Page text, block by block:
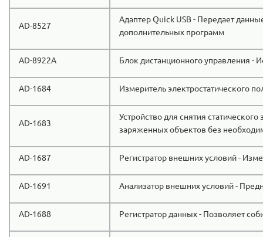
AD-8527
Адаптер Quick USB - Передает
дополнительных программ
AD-8922A Блок дистанционного управления -
AD-1684 Измеритель электростатического
AD-1683
Устройство для снятия
заряженных объектов без
AD-1687 Регистратор внешних условий -
AD-1691 Анализатор внешних условий -
AD-1688 Регистратор данных - Позволяет